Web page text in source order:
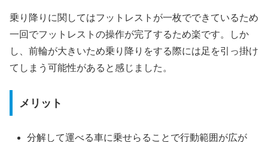
乗り降りに関してはフットレストが一枚でできているため
一回でフットレストの操作が完了するため楽です。しか
し、前輪が大きいため乗り降りをする際には足を引っ掛け
てしまう可能性があると感じました。
メリット
分解して運べる車に乗せらることで行動範囲が広が